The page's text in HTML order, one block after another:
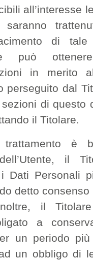
all’interesse
saranno
di tale
può
in merito
perseguito dal
di questo
il Titolare.
è
il
i Dati Personali
detto consenso
il
a
un periodo
un obbligo di